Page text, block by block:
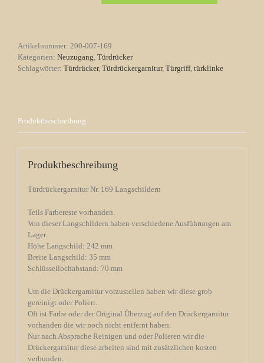
Artikelnummer: 200-007-169
Kategorien: Neuzugang Türdrücker
Schlagwörter: Türdrücker, Türdrückergarnitur, Türgriff, türklinke
Produktbeschreibung
Produktbeschreibung
Türdrückergarnitur Nr. 169 Langschildern
Teils Farbereste vorhanden.
Von dieser Langschildern haben verschiedene Ausführungen am
Lager.
Höhe Langschild: 242 mm
Breite Langschild: 35 mm
Schlüssellochabstand: 70 mm
Um die Drückergarnitur vorzustellen haben wir diese grob
gereinigt oder Poliert.
Oft ist Farbe oder der Original Überzug auf den Drückergarnitur
vorhanden die wir noch nicht entfernt haben.
Nur nach Absprache Reinigen und oder Polieren wir die
Drückergarnitur diese arbeiten sind mit zusätzlichen kosten
verbunden.